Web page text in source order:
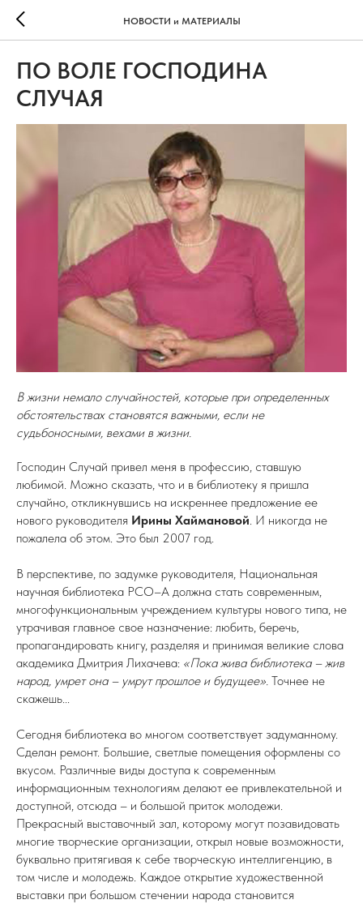
НОВОСТИ и МАТЕРИАЛЫ
ПО ВОЛЕ ГОСПОДИНА
СЛУЧАЯ
В жизни немало случайностей, которые при определенных
обстоятельствах становятся важными, если не
судьбоносными, вехами в жизни.
Господин Случай привел меня в профессию, ставшую
любимой. Можно сказать, что и в библиотеку я пришла
случайно, откликнувшись на искреннее предложение ее
нового руководителя Ирины Хаймановой. И никогда не
пожалела об этом. Это был 2007 год.
В перспективе, по задумке руководителя, Национальная
научная библиотека РСО–А должна стать современным,
многофункциональным учреждением культуры нового типа, не
утрачивая главное свое назначение: любить, беречь,
пропагандировать книгу, разделяя и принимая великие слова
академика Дмитрия Лихачева: «Пока жива библиотека – жив
народ, умрет она – умрут прошлое и будущее». Точнее не
скажешь...
Сегодня библиотека во многом соответствует задуманному.
Сделан ремонт. Большие, светлые помещения оформлены со
вкусом. Различные виды доступа к современным
информационным технологиям делают ее привлекательной и
доступной, отсюда – и большой приток молодежи.
Прекрасный выставочный зал, которому могут позавидовать
многие творческие организации, открыл новые возможности,
буквально притягивая к себе творческую интеллигенцию, в
том числе и молодежь. Каждое открытие художественной
выставки при большом стечении народа становится